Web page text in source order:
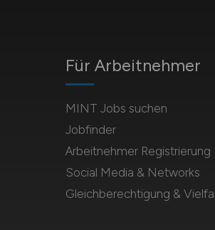
Für Arbeitnehmer
MINT Jobs suchen
Jobfinder
Arbeitnehmer Registrierung
Social Media & Networks
Gleichberechtigung &